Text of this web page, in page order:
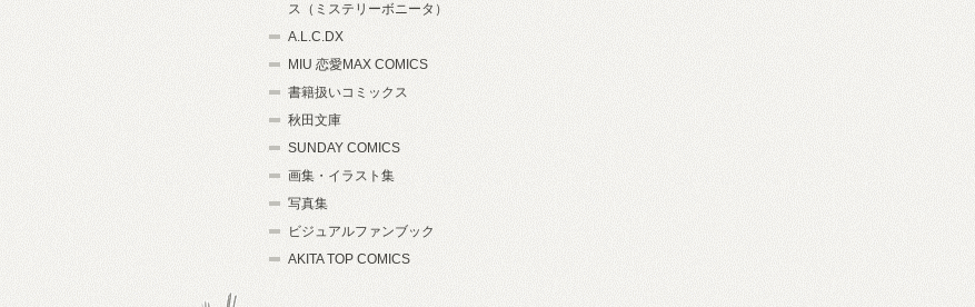
ス（ミステリーボニータ）
A.L.C.DX
MIU 恋愛MAX COMICS
書籍扱いコミックス
秋田文庫
SUNDAY COMICS
画集・イラスト集
写真集
ビジュアルファンブック
AKITA TOP COMICS